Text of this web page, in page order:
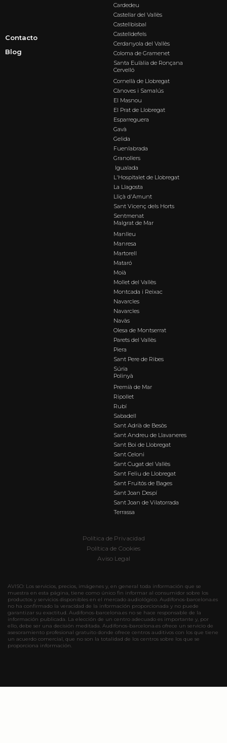
Contacto
Blog
Cardedeu
Castellar del Vallès
Castellbisbal
Castelldefels
Cerdanyola del Vallès
Coloma de Gramenet
Santa Eulàlia de Ronçana
Cervelló
Cornellà de Llobregat
Cànoves i Samalús
El Masnou
El Prat de Llobregat
Esparreguera
Gavà
Gelida
Fuenlabrada
Granollers
Igualada
L'Hospitalet de Llobregat
La Llagosta
Lliçà d'Amunt
Sant Vicenç dels Horts
Sentmenat
Malgrat de Mar
Manlleu
Manresa
Martorell
Mataró
Moià
Mollet del Vallès
Montcada i Reixac
Navarcles
Navarcles
Navàs
Olesa de Montserrat
Parets del Vallès
Piera
Sant Pere de Ribes
Súria
Polinyà
Premià de Mar
Ripollet
Rubí
Sabadell
Sant Adrià de Besòs
Sant Andreu de Llavaneres
Sant Boi de Llobregat
Sant Celoni
Sant Cugat del Vallès
Sant Feliu de Llobregat
Sant Fruitós de Bages
Sant Joan Despí
Sant Joan de Vilatorrada
Terrassa
Política de Privacidad
Política de Cookies
Aviso Legal
AVISO: Los servicios, precios, imágenes y, en general toda información que se
muestra en esta página, tiene como único fin informar al consumidor sobre los
productos y servicios disponibles en el mercado audiológico. Audifonos-barcelona.es
no ha confirmado la veracidad de la información proporcionada y no puede
garantizar su exactitud. Audifonos-barcelona.es no se hace responsable de la
información publicada. La elección de un centro adecuado es importante y, por
ello, debe ser una decisión meditada. Audifonos-barcelona.es ofrece un servicio de
asesoramiento profesional gratuito donde ofrece centros auditivos con los que tiene
un acuerdo comercial, que no son la totalidad de los centros sobre los que se
proporciona información.